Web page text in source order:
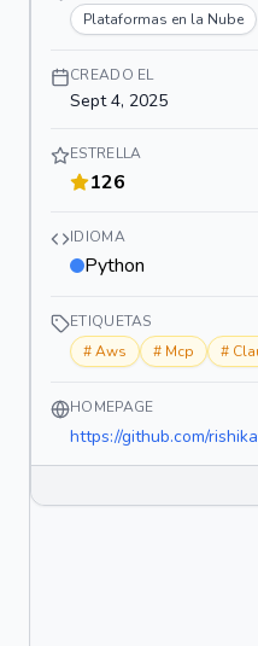
Plataformas en la Nube
CREADO EL
Sept 4, 2025
ESTRELLA
126
IDIOMA
Python
ETIQUETAS
#Aws # Mcp #
HOMEPAGE
https://github.com/